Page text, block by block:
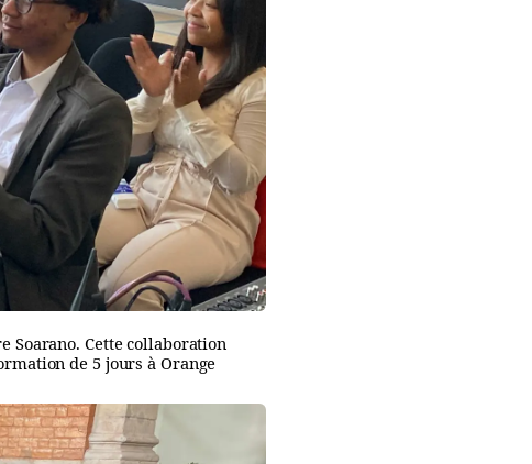
Soarano. Cette collaboration
de 5 jours à Orange